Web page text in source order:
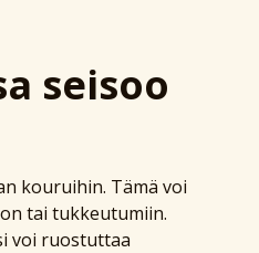
seisoo
kouruihin. Tämä voi
tai tukkeutumiin.
voi ruostuttaa